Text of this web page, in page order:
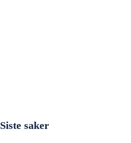
Siste saker